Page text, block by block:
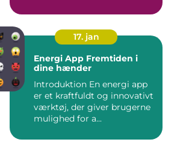
17. jan
Energi App Fremtiden i
dine hænder
Introduktion En energi app
er et kraftfuldt og innovativt
værktøj, der giver brugerne
mulighed for a...